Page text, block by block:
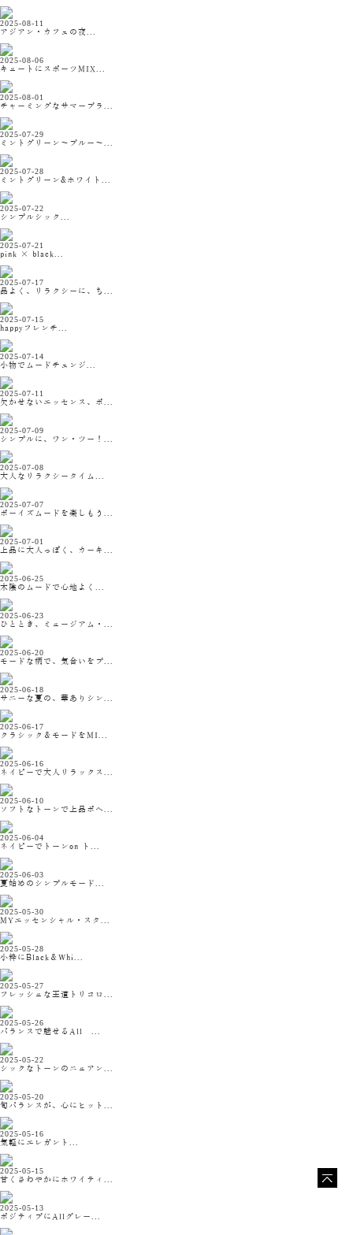
2025-08-11
アジアン・カフェの夜...
2025-08-06
キュートにスポーツMIX...
2025-08-01
チャーミングなサマーブラ...
2025-07-29
ミントグリーン〜ブルー〜...
2025-07-28
ミントグリーン&ホワイト...
2025-07-22
シンプルシック...
2025-07-21
pink × black...
2025-07-17
品よく、リラクシーに、ち...
2025-07-15
happyフレンチ...
2025-07-14
小物でムードチェンジ...
2025-07-11
欠かせないエッセンス、ボ...
2025-07-09
シンプルに、ワン・ツー！...
2025-07-08
大人なリラクシータイム...
2025-07-07
ボーイズムードを楽しもう...
2025-07-01
上品に大人っぽく、カーキ...
2025-06-25
木陰のムードで心地よく...
2025-06-23
ひととき、ミュージアム・...
2025-06-20
モードな柄で、気合いをプ...
2025-06-18
サニーな夏の、華ありシン...
2025-06-17
クラシック＆モードをMI...
2025-06-16
ネイビーで大人リラックス...
2025-06-10
ソフトなトーンで上品ボヘ...
2025-06-04
ネイビーでトーンon ト...
2025-06-03
夏始めのシンプルモード...
2025-05-30
MYエッセンシャル・スタ...
2025-05-28
小粋にBlack＆Whi...
2025-05-27
フレッシュな王道トリコロ...
2025-05-26
バランスで魅せるAll ...
2025-05-22
シックなトーンのニュアン...
2025-05-20
旬バランスが、心にヒット...
2025-05-16
気軽にエレガント...
2025-05-15
甘くさわやかにホワイティ...
2025-05-13
ポジティブにAllグレー...